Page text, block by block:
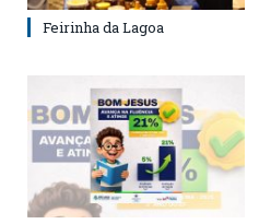
Feirinha da Lagoa